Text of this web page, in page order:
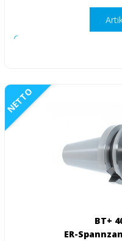
NETTO
BT+
ER-